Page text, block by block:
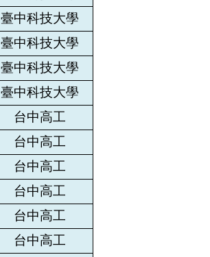
臺中科技大學
臺中科技大學
臺中科技大學
臺中科技大學
台中高工
台中高工
台中高工
台中高工
台中高工
台中高工